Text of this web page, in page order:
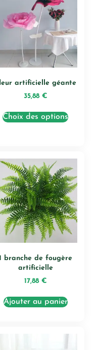
artificielle géante
35,88 €
Choix des options
branche de fougère
artificielle
17,88 €
Ajouter au panier